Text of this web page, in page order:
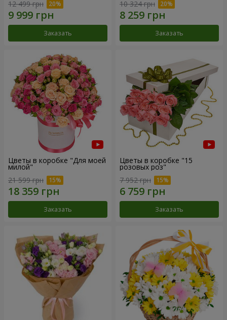
12 499 грн
Заказать
10 324 грн
Заказать
Цветы в коробке "Для моей
милой"
21 599 грн
Заказать
Цветы в коробке "15
розовых роз"
7 952 грн
Заказать